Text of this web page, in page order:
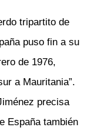
tripartito de
puso fin a su
de 1976,
a Mauritania”.
precisa
España también